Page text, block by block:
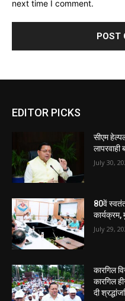
next time I comment.
EDITOR PICKS
सीएम
लापरवाही
July 30,
80वें
कार्यक्रम,
July 29,
कारगिल
कारगिल
दी